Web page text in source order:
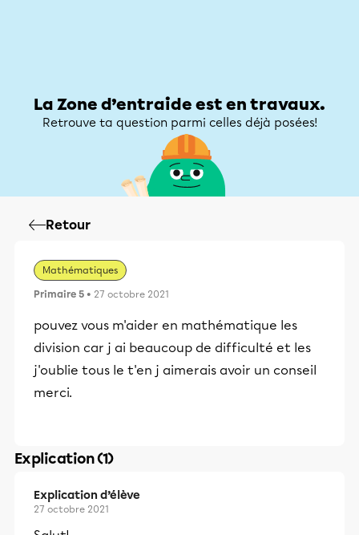
La Zone d’entraide est en travaux.
Retrouve ta question parmi celles déjà posées!
Retour
Mathématiques
Primaire 5 • 27 octobre 2021
pouvez vous m'aider en mathématique les
division car j ai beaucoup de difficulté et les
j'oublie tous le t'en j aimerais avoir un conseil
merci.
Explication (1)
Explication d’élève
27 octobre 2021